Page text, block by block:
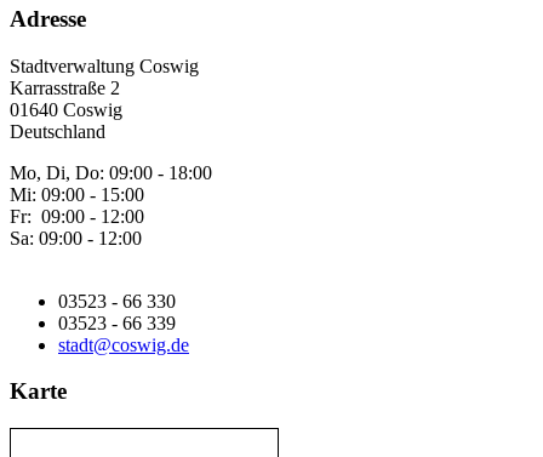
Adresse
Stadtverwaltung Coswig
Karrasstraße 2
01640 Coswig
Deutschland
Mo, Di, Do: 09:00 - 18:00
Mi: 09:00 - 15:00
Fr: 09:00 - 12:00
Sa: 09:00 - 12:00
03523 - 66 330
03523 - 66 339
stadt@coswig.de
Karte